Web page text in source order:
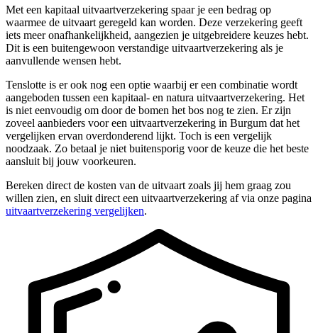
Met een kapitaal uitvaartverzekering spaar je een bedrag op
waarmee de uitvaart geregeld kan worden. Deze verzekering geeft
iets meer onafhankelijkheid, aangezien je uitgebreidere keuzes hebt.
Dit is een buitengewoon verstandige uitvaartverzekering als je
aanvullende wensen hebt.
Tenslotte is er ook nog een optie waarbij er een combinatie wordt
aangeboden tussen een kapitaal- en natura uitvaartverzekering. Het
is niet eenvoudig om door de bomen het bos nog te zien. Er zijn
zoveel aanbieders voor een uitvaartverzekering in Burgum dat het
vergelijken ervan overdonderend lijkt. Toch is een vergelijk
noodzaak. Zo betaal je niet buitensporig voor de keuze die het beste
aansluit bij jouw voorkeuren.
Bereken direct de kosten van de uitvaart zoals jij hem graag zou
willen zien, en sluit direct een uitvaartverzekering af via onze pagina
uitvaartverzekering vergelijken.